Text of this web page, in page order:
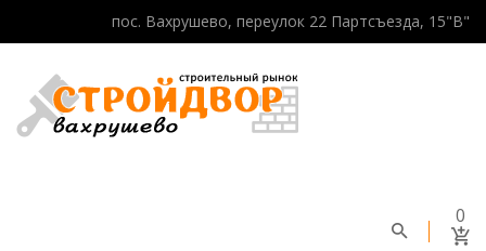
пос. Вахрушево, переулок 22 Партсъезда, 15"В"
0